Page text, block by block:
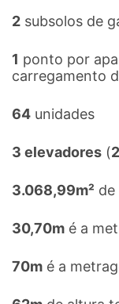
2 subsolos de
1 ponto por
carregamento
64 unidades
3 elevadores (2
3.068,99m² de
30,70m é a
70m é a